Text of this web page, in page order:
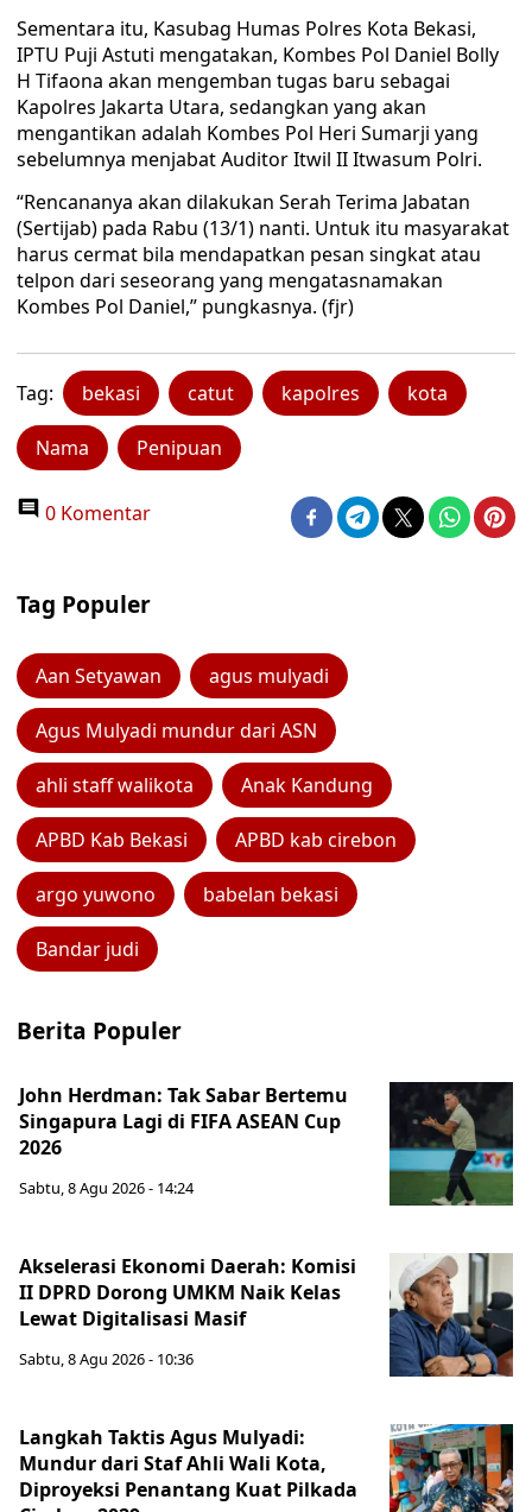
Sementara itu, Kasubag Humas Polres Kota Bekasi,
IPTU Puji Astuti mengatakan, Kombes Pol Daniel Bolly
H Tifaona akan mengemban tugas baru sebagai
Kapolres Jakarta Utara, sedangkan yang akan
mengantikan adalah Kombes Pol Heri Sumarji yang
sebelumnya menjabat Auditor Itwil II Itwasum Polri.
“Rencananya akan dilakukan Serah Terima Jabatan
(Sertijab) pada Rabu (13/1) nanti. Untuk itu masyarakat
harus cermat bila mendapatkan pesan singkat atau
telpon dari seseorang yang mengatasnamakan
Kombes Pol Daniel,” pungkasnya. (fjr)
Tag: bekasi catut kapolres kota
Nama Penipuan
0 Komentar
Tag Populer
Aan Setyawan agus mulyadi
Agus Mulyadi mundur dari ASN
ahli staff walikota Anak Kandung
APBD Kab Bekasi APBD kab cirebon
argo yuwono babelan bekasi
Bandar judi
Berita Populer
John Herdman: Tak Sabar Bertemu
Singapura Lagi di FIFA ASEAN Cup
2026
Sabtu, 8 Agu 2026 - 14:24
Akselerasi Ekonomi Daerah: Komisi
II DPRD Dorong UMKM Naik Kelas
Lewat Digitalisasi Masif
Sabtu, 8 Agu 2026 - 10:36
Langkah Taktis Agus Mulyadi:
Mundur dari Staf Ahli Wali Kota,
Diproyeksi Penantang Kuat Pilkada